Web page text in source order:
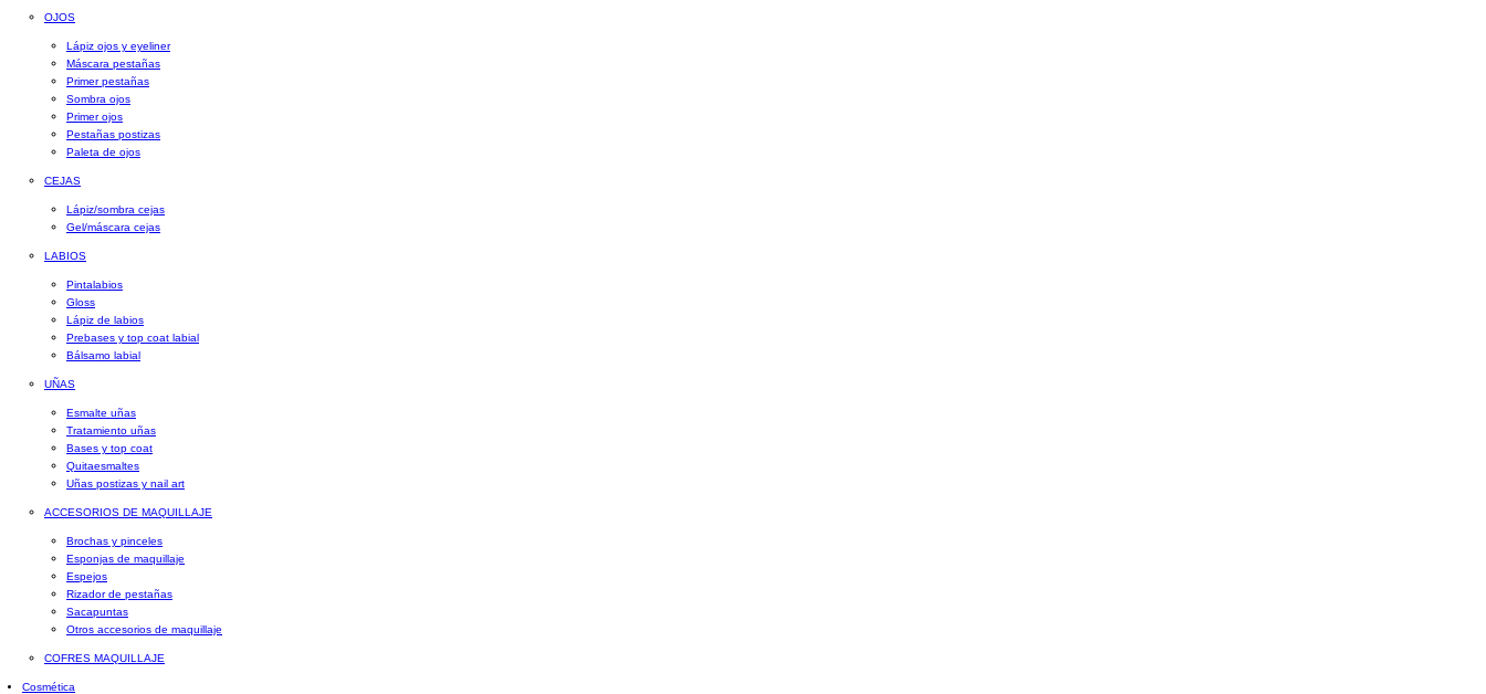
OJOS
Lápiz ojos y eyeliner
Máscara pestañas
Primer pestañas
Sombra ojos
Primer ojos
Pestañas postizas
Paleta de ojos
CEJAS
Lápiz/sombra cejas
Gel/máscara cejas
LABIOS
Pintalabios
Gloss
Lápiz de labios
Prebases y top coat labial
Bálsamo labial
UÑAS
Esmalte uñas
Tratamiento uñas
Bases y top coat
Quitaesmaltes
Uñas postizas y nail art
ACCESORIOS DE MAQUILLAJE
Brochas y pinceles
Esponjas de maquillaje
Espejos
Rizador de pestañas
Sacapuntas
Otros accesorios de maquillaje
COFRES MAQUILLAJE
Cosmética